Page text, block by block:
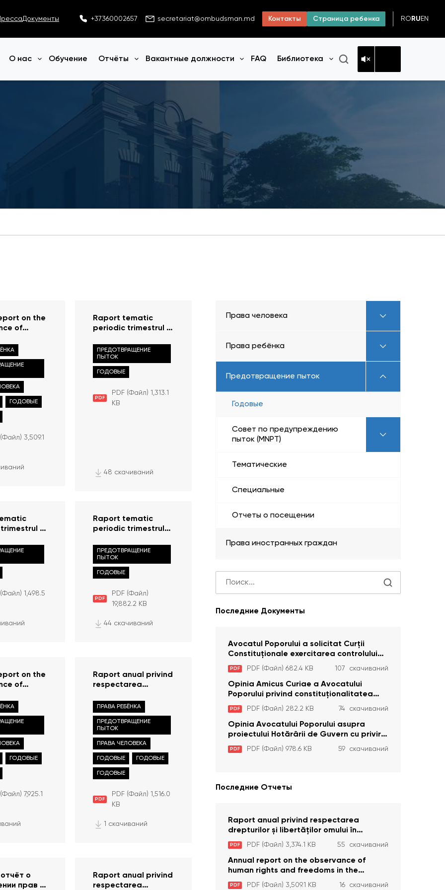
ПрессаДокументы +37360002657 secretariat@ombudsman.md Контакты Страница ребенка RO RU EN
О нас
Открыть меню
Обучение Отчёты
Открыть меню
Вакантные должности FAQ Библиотека
Открыть меню
on the
of
in the
of Moldova
3,509.1
ГОДОВЫЕ
Raport tematic
periodic trimestrul III
instituțiile
rezidențiale; 01 iulie
– 30 septembrie
2023
PDF
PDF (Файл) 1,313.1
KB
ПРЕДОТВРАЩЕНИЕ
ПЫТОК
ГОДОВЫЕ
48 скачиваний
III
01 iulie –
2023
(Файл) 1,498.5
Raport tematic
periodic trimestrul
siguranța în sistemul
penitenciar
PDF
PDF (Файл)
19,882.2 KB
ПРЕДОТВРАЩЕНИЕ
ПЫТОК
ГОДОВЫЕ
44 скачиваний
on the
of
in the
of Moldova
7,925.1
ГОДОВЫЕ
Raport anual privind
respectarea
libertăților omului în
Republica Moldova
în anul 2021
PDF
PDF (Файл) 1,516.0
KB
ПРАВА РЕБЁНКА
ПРЕДОТВРАЩЕНИЕ
ПЫТОК
ПРАВА ЧЕЛОВЕКА
ГОДОВЫЕ ГОДОВЫЕ
ГОДОВЫЕ
1 скачиваний
о
прав и
Raport anual privind
respectarea
Права человека
Права ребёнка
Предотвращение пыток
Годовые
Совет по предупреждению
пыток (MNPT)
Тематические
Специальные
Отчеты о посещении
Права иностранных граждан
Последние Документы
Avocatul Poporului a solicitat Curţii
Constituţionale exercitarea controlului
constituţionalităţii unor prevederi cu
privire la plata alocației sociale de stat
persoanelor cu dizabilitați care sunt
private de liberate
PDF PDF (Файл) 682.4 KB 107 скачиваний
Opinia Amicus Curiae a Avocatului
Poporului privind constituționalitatea
unor prevederi care interzic angajarea în
organizațiile de pază particulară a
persoanelor condamnate pentru
comiterea cu intenție a unor infracțiuni a
fost luată în considerare de Curtea
Constituțională
PDF PDF (Файл) 282.2 KB 74 скачиваний
Opinia Avocatului Poporului asupra
proiectului Hotărârii de Guvern cu privire
la aprobarea proiectului de lege privind
activitatea sanitară veterinarăa
PDF PDF (Файл) 978.6 KB 59 скачиваний
Последние Отчеты
Raport anual privind respectarea
drepturilor și libertăților omului în
Republica Moldova în anul 2023
PDF PDF (Файл) 3,374.1 KB 55 скачиваний
Annual report on the observance of
human rights and freedoms in the
Republic of Moldova in 2023
PDF PDF (Файл) 3,509.1 KB 16 скачиваний